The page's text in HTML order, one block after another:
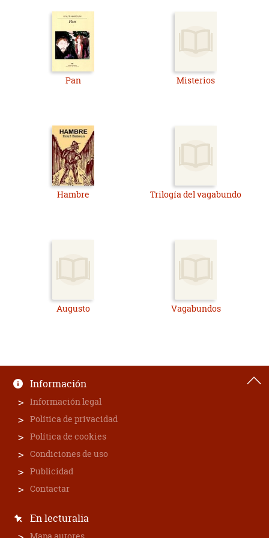
contenido hasta las páginas centrales, donde se concentra el
mayor poder narrativo y las situaciones más intensas, para
luego decrecer lentamente de la misma forma con la que
Hay eventos que se salen de contexto y muertes que están
fuera de lugar, lo que le resta credibilidad al relato, algunos
Finalmente, puede decirse que es una obra con una enorme
profundidad y alcance, y que para lograrlo no se ve forzado a
usar largos y tediosos soliloquios pseudofilosóficos, sino que,
valiéndose de la burda materia prima de la vida cotidiana,
alcanza niveles de lirismo, belleza y verdad filosófica
inigualables. Entran en juego un gran número de virtudes y
Pan Misterios
Hambre Trilogía del vagabundo
Augusto Vagabundos
Información
Información legal
Política de privacidad
Política de cookies
Condiciones de uso
Publicidad
Contactar
En lecturalia